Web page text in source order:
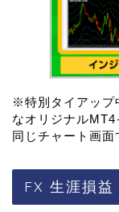
※特別タイアップ
なオリジナル
同じチャート画面
FX 生涯損益